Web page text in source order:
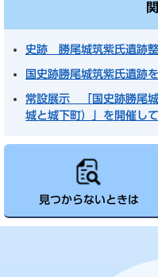
史跡 勝尾城筑紫氏遺跡
国史跡勝尾城筑紫氏遺跡
常設展示 「国史跡勝尾
城と城下町）」を開催し
見つからないときは